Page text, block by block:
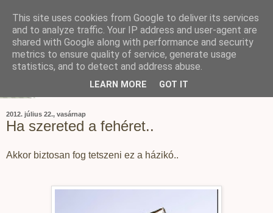
2012. július 22., vasárnap
Ha szereted a fehéret..
Akkor biztosan fog tetszeni ez a házikó..
This site uses cookies from Google to deliver its services
and to analyze traffic. Your IP address and user-agent are
shared with Google along with performance and security
metrics to ensure quality of service, generate usage
statistics, and to detect and address abuse.
LEARN MORE GOT IT